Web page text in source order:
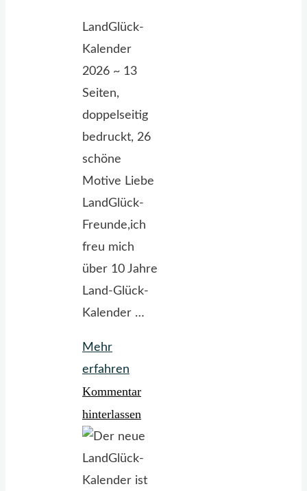
LandGlück-
Kalender
2026 ~ 13
Seiten,
doppelseitig
bedruckt, 26
schöne
Motive Liebe
LandGlück-
Freunde,ich
freu mich
über 10 Jahre
Land-Glück-
Kalender …
Mehr
erfahren
Kalender
2026
~
13
Seiten,
Kommentar
hinterlassen